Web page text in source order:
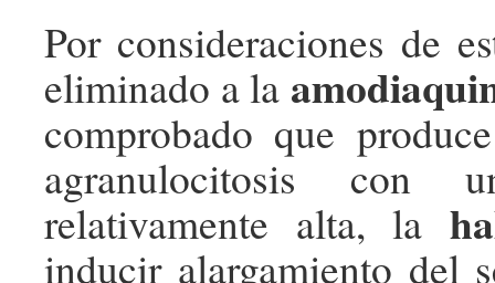
Por consideraciones de
eliminado a la
comprobado que
agranulocitosis con
relativamente alta, la
inducir alargamiento del